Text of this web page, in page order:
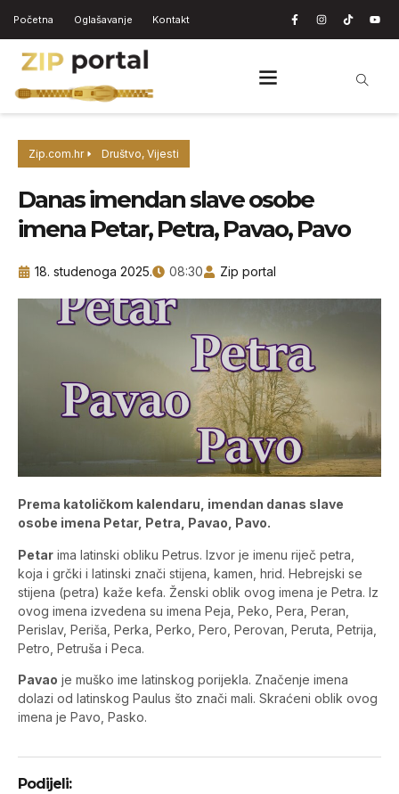
Početna Oglašavanje Kontakt
Zip.com.hr Društvo, Vijesti
Danas imendan slave osobe
imena Petar, Petra, Pavao, Pavo
18. studenoga 2025. 08:30 Zip portal
Prema katoličkom kalendaru, imendan danas slave
osobe imena Petar, Petra, Pavao, Pavo.
Petar ima latinski obliku Petrus. Izvor je imenu riječ petra,
koja i grčki i latinski znači stijena, kamen, hrid. Hebrejski se
stijena (petra) kaže kefa. Ženski oblik ovog imena je Petra. Iz
ovog imena izvedena su imena Peja, Peko, Pera, Peran,
Perislav, Periša, Perka, Perko, Pero, Perovan, Peruta, Petrija,
Petro, Petruša i Peca.
Pavao je muško ime latinskog porijekla. Značenje imena
dolazi od latinskog Paulus što znači mali. Skraćeni oblik ovog
imena je Pavo, Pasko.
Podijeli: